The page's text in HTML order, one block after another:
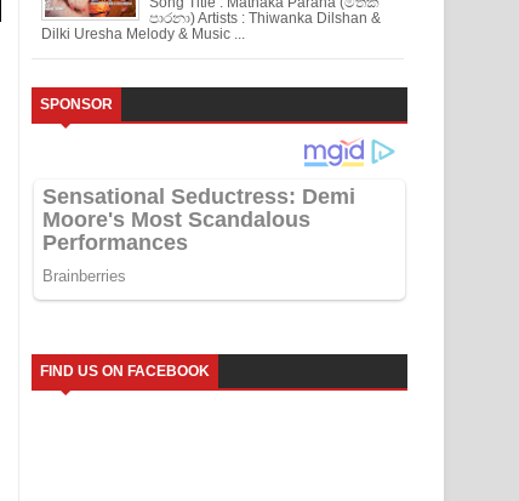
පාරනා) Artists : Thiwanka Dilshan &
Dilki Uresha Melody & Music ...
SPONSOR
FIND US ON FACEBOOK